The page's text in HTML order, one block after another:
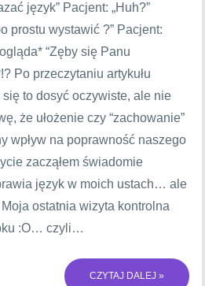
język” Pacjent: „Huh?”
prostu wystawić ?” Pacjent:
“Zęby się Panu
Po przeczytaniu artykułu
to dosyć oczywiste, ale nie
że ułożenie czy “zachowanie”
wpływ na poprawność naszego
zacząłem świadomie
język w moich ustach… ale
ostatnia wizyta kontrolna
:O… czyli…
CZYTAJ DALEJ »